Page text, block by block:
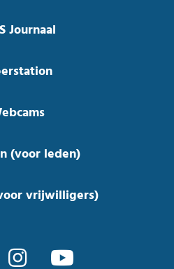
Journaal
(voor leden)
vrijwilligers)